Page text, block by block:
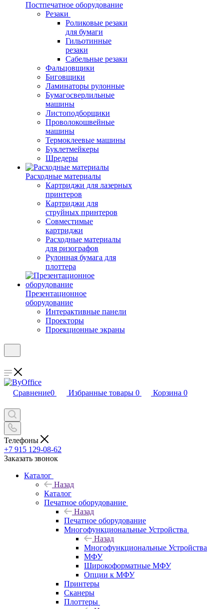
Постпечатное оборудование
Резаки
Роликовые резаки
для бумаги
Гильотинные
резаки
Сабельные резаки
Фальцовщики
Биговщики
Ламинаторы рулонные
Бумагосверлильные
машины
Листоподборщики
Проволокошвейные
машины
Термоклеевые машины
Буклетмейкеры
Шредеры
Расходные материалы
Картриджи для лазерных
принтеров
Картриджи для
струйных принтеров
Совместимые
картриджи
Расходные материалы
для ризографов
Рулонная бумага для
плоттера
Презентационное
оборудование
Интерактивные панели
Проекторы
Проекционные экраны
Сравнение0 Избранные товары 0 Корзина 0
Телефоны
+7 915 129-08-62
Заказать звонок
Каталог
Назад
Каталог
Печатное оборудование
Назад
Печатное оборудование
Многофункциональные Устройства
Назад
Многофункциональные Устройства
МФУ
Широкоформатные МФУ
Опции к МФУ
Принтеры
Сканеры
Плоттеры